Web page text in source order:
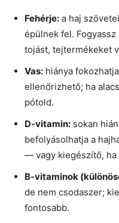
Fehérje: a haj
épülnek fel.
tojást, tejtermékeket
Vas: hiánya
ellenőrizhető; ha
pótold.
D-vitamin: sokan
befolyásolhatja a
— vagy kiegészítő, ha
B-vitaminok
de nem csodaszer;
fontosabb.